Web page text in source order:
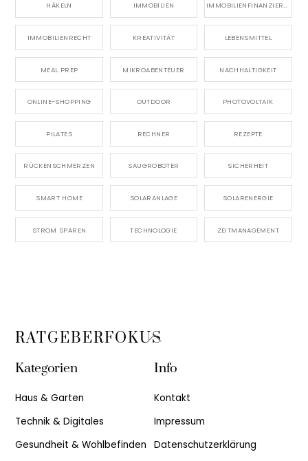
HÄKELN IMMOBILIEN IMMOBILIENFINANZIERUNG
IMMOBILIENRECHT KREATIVITÄT LEBENSMITTEL
MEAL PREP MIKROABENTEUER NACHHALTIGKEIT
ONLINE-SHOPPING OUTDOOR PHOTOVOLTAIK
PILATES RECHNER REZEPTE
RÜCKENSCHMERZEN SAUGROBOTER SICHERHEIT
SMART HOME SOLARANLAGE SOLARENERGIE
STROM SPAREN TECHNOLOGIE ZEITMANAGEMENT
Back
Top
RATGEBERFOKUS
Kategorien
Haus & Garten
Technik & Digitales
Gesundheit & Wohlbefinden
Info
Kontakt
Impressum
Datenschutzerklärung